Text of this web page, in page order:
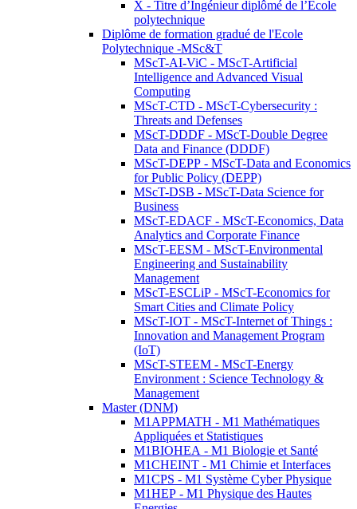
X - Titre d’Ingénieur diplômé de l’École
polytechnique
Diplôme de formation gradué de l'Ecole
Polytechnique -MSc&T
MScT-AI-ViC - MScT-Artificial
Intelligence and Advanced Visual
Computing
MScT-CTD - MScT-Cybersecurity :
Threats and Defenses
MScT-DDDF - MScT-Double Degree
Data and Finance (DDDF)
MScT-DEPP - MScT-Data and Economics
for Public Policy (DEPP)
MScT-DSB - MScT-Data Science for
Business
MScT-EDACF - MScT-Economics, Data
Analytics and Corporate Finance
MScT-EESM - MScT-Environmental
Engineering and Sustainability
Management
MScT-ESCLiP - MScT-Economics for
Smart Cities and Climate Policy
MScT-IOT - MScT-Internet of Things :
Innovation and Management Program
(IoT)
MScT-STEEM - MScT-Energy
Environment : Science Technology &
Management
Master (DNM)
M1APPMATH - M1 Mathématiques
Appliquées et Statistiques
M1BIOHEA - M1 Biologie et Santé
M1CHEINT - M1 Chimie et Interfaces
M1CPS - M1 Système Cyber Physique
M1HEP - M1 Physique des Hautes